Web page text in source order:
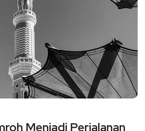
Menjadi Perjalanan